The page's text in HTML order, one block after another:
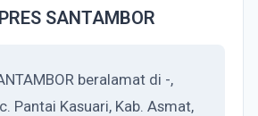
SANTAMBOR
beralamat di -,
Pantai Kasuari, Kab. Asmat,